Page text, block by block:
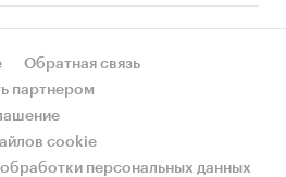
или за счет
занимает в России и в
округе по объему продаж
населения?
Обратная связь
партнером
cookie
персональных данных